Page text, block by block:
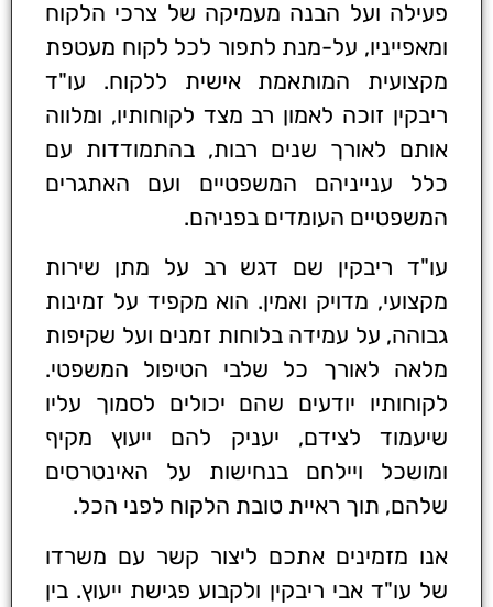
פעילה ועל הבנה מעמיקה של צרכי הלקוח
ומאפייניו, על-מנת לתפור לכל לקוח מעטפת
מקצועית המותאמת אישית ללקוח. עו"ד
ריבקין זוכה לאמון רב מצד לקוחותיו, ומלווה
אותם לאורך שנים רבות, בהתמודדות עם
כלל ענייניהם המשפטיים ועם האתגרים
המשפטיים העומדים בפניהם.
עו"ד ריבקין שם דגש רב על מתן שירות
מקצועי, מדויק ואמין. הוא מקפיד על זמינות
גבוהה, על עמידה בלוחות זמנים ועל שקיפות
מלאה לאורך כל שלבי הטיפול המשפטי.
לקוחותיו יודעים שהם יכולים לסמוך עליו
שיעמוד לצידם, יעניק להם ייעוץ מקיף
ומושכל ויילחם בנחישות על האינטרסים
שלהם, תוך ראיית טובת הלקוח לפני הכל.
אנו מזמינים אתכם ליצור קשר עם משרדו
של עו"ד אבי ריבקין ולקבוע פגישת ייעוץ. בין